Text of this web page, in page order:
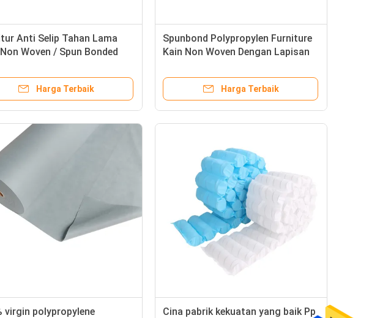
Anti Selip Tahan Lama
Woven / Spun Bonded
Harga Terbaik
Spunbond Polypropylen Furniture
Kain Non Woven Dengan Lapisan
Harga Terbaik
virgin polypropylene
Cina pabrik kekuatan yang baik Pp